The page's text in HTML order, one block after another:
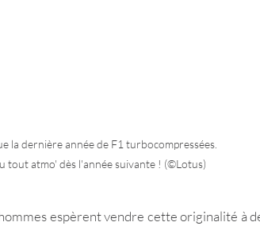
la dernière année de F1 turbocompressées.
tout atmo' dès l'année suivante ! (©Lotus)
espèrent vendre cette originalité à